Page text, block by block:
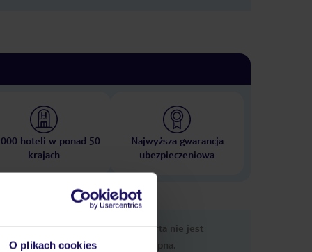
O plikach cookies
hoteli w ponad 50
krajach
Najwyższa gwarancja
ubezpieczeniowa
Ups, ta oferta nie jest
dostępna.